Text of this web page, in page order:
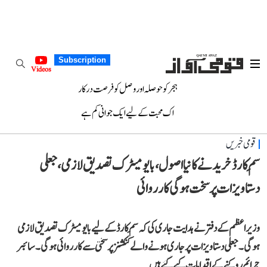
Subscription
Videos
ہجر کو حوصلہ اور وصل کو فرصت درکار
اک محبت کے لیے ایک جوانی کم ہے
قومی خبریں
سِم کارڈ خریدنے کا نیا اصول، بایومیٹرک تصدیق لازمی، جعلی
دستاویزات پر سخت ہوگی کارروائی
وزیر اعظم کے دفتر نے ہدایت جاری کی کہ سِم کارڈ کے لیے بایومیٹرک تصدیق لازمی
ہوگی۔ جعلی دستاویزات پر جاری ہونے والے کنکشنز پر سختی سے کارروائی ہوگی۔ سائبر